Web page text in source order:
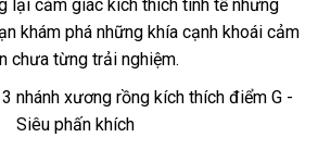
minhhàng
lại cảm giác kích thích tinh tế nhanh
nhất
nhưng
khám phá địa
chỉ
những khía cạnh khoái cảm
chưa từng trải nghiệm.